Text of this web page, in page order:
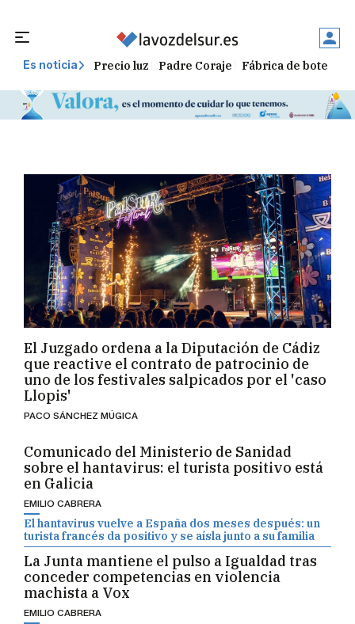
Es noticia Precio luz Padre Coraje Fábrica de botellas
El Juzgado ordena a la Diputación de Cádiz
que reactive el contrato de patrocinio de
uno de los festivales salpicados por el 'caso
Llopis'
PACO SÁNCHEZ MÚGICA
Comunicado del Ministerio de Sanidad
sobre el hantavirus: el turista positivo está
en Galicia
EMILIO CABRERA
El hantavirus vuelve a España dos meses después: un
turista francés da positivo y se aísla junto a su familia
La Junta mantiene el pulso a Igualdad tras
conceder competencias en violencia
machista a Vox
EMILIO CABRERA